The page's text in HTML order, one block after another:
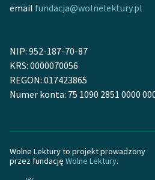
email fundacja@wolnelektury.pl
NIP: 952-187-70-87
KRS: 0000070056
REGON: 017423865
Numer konta: 75 1090 2851 0000
Wolne Lektury to projekt prowadzony
przez fundację Wolne Lektury.